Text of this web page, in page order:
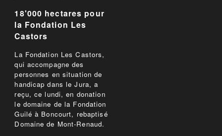
18'000 hectares pour
la Fondation Les
Castors
La Fondation Les Castors,
qui accompagne des
personnes en situation de
handicap dans le Jura, a
reçu, ce lundi, en donation
le domaine de la Fondation
Guilé à Boncourt, rebaptisé
Domaine de Mont-Renaud.